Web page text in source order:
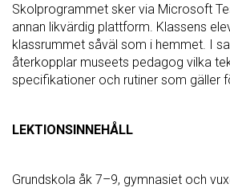
Skolprogrammet sker via Microsoft
annan likvärdig plattform. Klassens
klassrummet såväl som i hemmet. I
återkopplar museets pedagog vilka
specifikationer och rutiner som gäller
LEKTIONSINNEHÅLL
Grundskola åk 7–9, gymnasiet och